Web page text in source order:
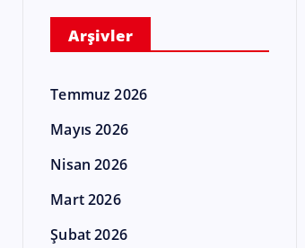
Arşivler
Temmuz 2026
Mayıs 2026
Nisan 2026
Mart 2026
Şubat 2026